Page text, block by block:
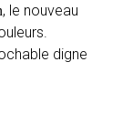
, le nouveau
digne